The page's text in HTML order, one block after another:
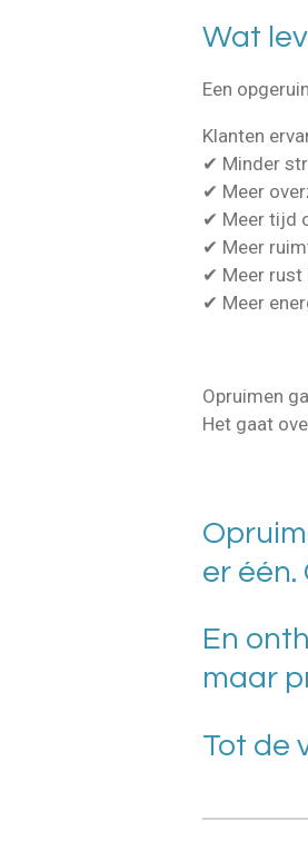
Wat
Een
Klanten
✔ Minder
✔ Meer
✔ Meer tijd
✔ Meer
✔ Meer rust
✔ Meer
Opruimen
Het gaat
er één.
En
maar
Tot de